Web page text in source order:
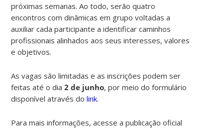
próximas semanas. Ao todo, serão quatro
encontros com dinâmicas em grupo voltadas a
auxiliar cada participante a identificar caminhos
profissionais alinhados aos seus interesses, valores
e objetivos.
As vagas são limitadas e as inscrições podem ser
feitas até o dia2 de junho, por meio do formulário
disponível através dolink.
Para mais informações, acesse a publicação oficial